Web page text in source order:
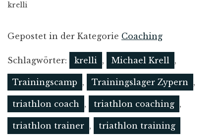
krelli
Gepostet in der Kategorie Coaching
Schlagwörter: krelli , Michael Krell ,
Trainingscamp , Trainingslager Zypern ,
triathlon coach , triathlon coaching ,
triathlon trainer ,
triathlon training